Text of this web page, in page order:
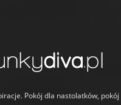
Pokój dla nastolatków, pokój